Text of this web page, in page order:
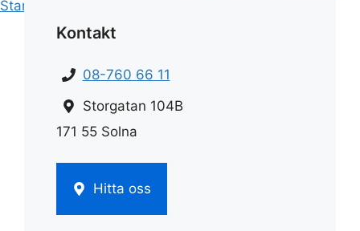
Start
Kontakt
08-760 66 11
Storgatan 104B
171 55 Solna
Hitta oss